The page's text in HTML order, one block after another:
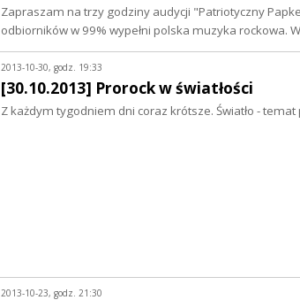
Zapraszam na trzy godziny audycji "Patriotyczny
odbiorników w 99% wypełni polska muzyka rockowa.
2013-10-30, godz. 19:33
[30.10.2013] Prorock w światłości
Z każdym tygodniem dni coraz krótsze. Światło -
2013-10-23, godz. 21:30